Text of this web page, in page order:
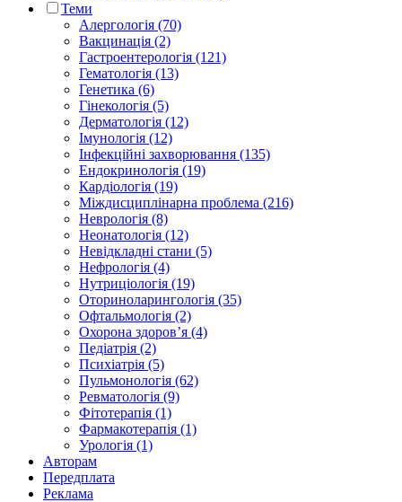
Теми
Алергологія (70)
Вакцинація (2)
Гастроентерологія (121)
Гематологія (13)
Генетика (6)
Гінекологія (5)
Дерматологія (12)
Імунологія (12)
Інфекційні захворювання (135)
Ендокринологія (19)
Кардіологія (19)
Міждисциплінарна проблема (216)
Неврологія (8)
Неонатологія (12)
Невідкладні стани (5)
Нефрологія (4)
Нутриціологія (19)
Оториноларингологія (35)
Офтальмологія (2)
Охорона здоров’я (4)
Педіатрія (2)
Психіатрія (5)
Пульмонологія (62)
Ревматологія (9)
Фітотерапія (1)
Фармакотерапія (1)
Урологія (1)
Авторам
Передплата
Реклама